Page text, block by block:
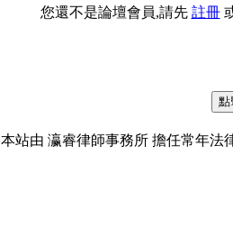
您還不是論壇會員,請先 註冊
本站由 瀛睿律師事務所 擔任常年法